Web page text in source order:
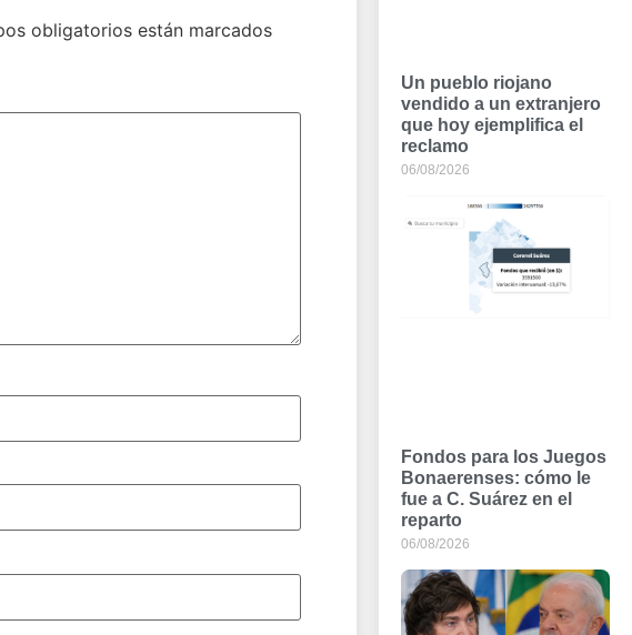
obligatorios están marcados
Un pueblo riojano
vendido a un extranjero
que hoy ejemplifica el
reclamo
06/08/2026
Fondos para los Juegos
Bonaerenses: cómo le
fue a C. Suárez en el
reparto
06/08/2026